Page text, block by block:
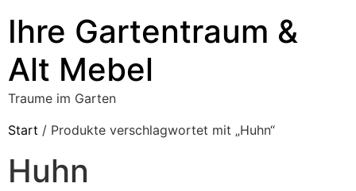
Ihre Gartentraum &
Alt Mebel
Traume im Garten
Start / Produkte verschlagwortet mit „Huhn“
Huhn